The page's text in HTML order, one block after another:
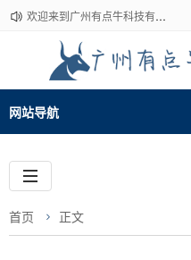
欢迎来到广州有点牛科技有限公司~
网站导航
首页 正文